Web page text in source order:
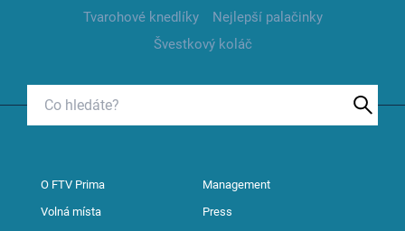
Tvarohové knedlíky
Nejlepší palačinky
Švestkový koláč
O FTV Prima Management
Volná místa Press